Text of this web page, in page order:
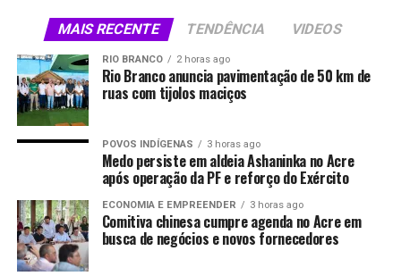
MAIS RECENTE TENDÊNCIA VIDEOS
RIO BRANCO 2 horas ago
Rio Branco anuncia pavimentação de 50 km de
ruas com tijolos maciços
POVOS INDÍGENAS 3 horas ago
Medo persiste em aldeia Ashaninka no Acre
após operação da PF e reforço do Exército
ECONOMIA E EMPREENDER 3 horas ago
Comitiva chinesa cumpre agenda no Acre em
busca de negócios e novos fornecedores